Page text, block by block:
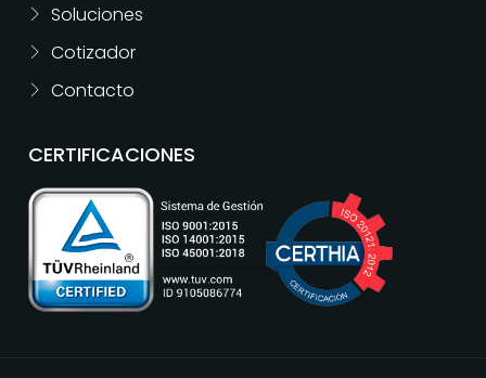
Soluciones
Cotizador
Contacto
CERTIFICACIONES